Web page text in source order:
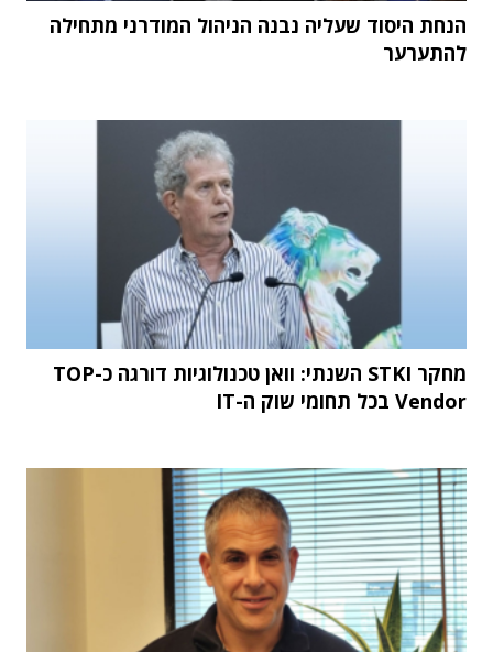
הנחת היסוד שעליה נבנה הניהול המודרני מתחילה
להתערער
מחקר STKI השנתי: וואן טכנולוגיות דורגה כ-TOP
Vendor בכל תחומי שוק ה-IT